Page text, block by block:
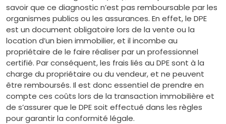
savoir que ce diagnostic n’est pas remboursable par les
organismes publics ou les assurances. En effet, le DPE
est un document obligatoire lors de la vente ou la
location d’un bien immobilier, et il incombe au
propriétaire de le faire réaliser par un professionnel
certifié. Par conséquent, les frais liés au DPE sont à la
charge du propriétaire ou du vendeur, et ne peuvent
être remboursés. Il est donc essentiel de prendre en
compte ces coûts lors de la transaction immobilière et
de s’assurer que le DPE soit effectué dans les règles
pour garantir la conformité légale.